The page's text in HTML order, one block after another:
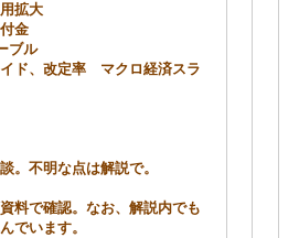
拡大
金
ブル
ド、改定率 マクロ経済スラ
。不明な点は解説で。
料で確認。なお、解説内でも
でいます。